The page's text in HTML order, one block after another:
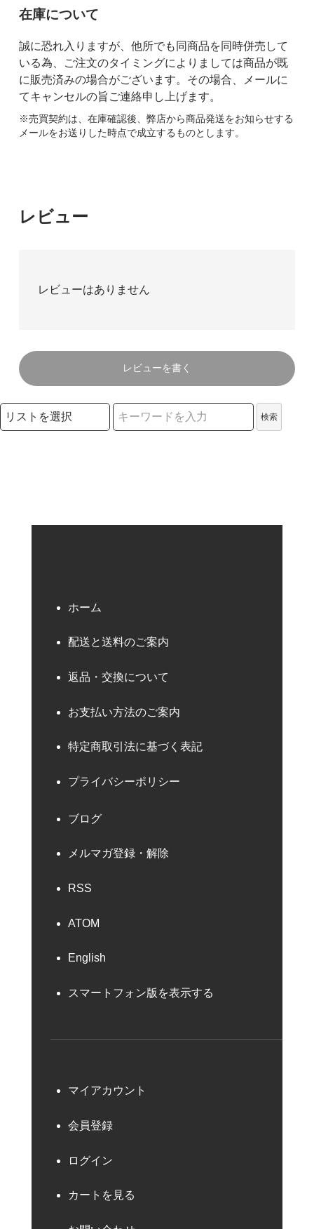
在庫について
誠に恐れ入りますが、他所でも同商品を同時併売して
いる為、ご注文のタイミングによりましては商品が既
に販売済みの場合がございます。その場合、メールに
てキャンセルの旨ご連絡申し上げます。
※売買契約は、在庫確認後、弊店から商品発送をお知らせする
メールをお送りした時点で成立するものとします。
レビュー
レビューはありません
レビューを書く
検索リストの選択
検索
ホーム
配送と送料のご案内
返品・交換について
お支払い方法のご案内
特定商取引法に基づく表記
プライバシーポリシー
ブログ
メルマガ登録・解除
RSS
ATOM
English
スマートフォン版を表示する
マイアカウント
会員登録
ログイン
カートを見る